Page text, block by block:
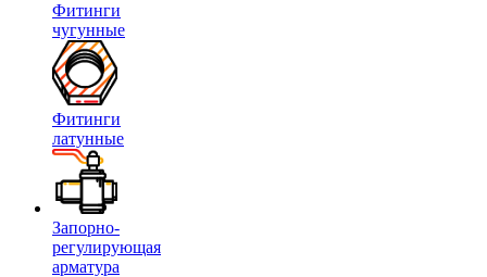
Фитинги
чугунные
Фитинги
латунные
Запорно-
регулирующая
арматура